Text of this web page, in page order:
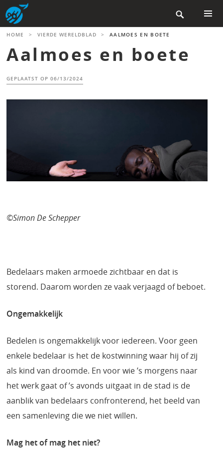
Skip
to
content

HOME > VIERDE WERELDBLAD > AALMOES EN BOETE
Aalmoes en boete
GEPLAATST OP06/13/2024
©Simon De Schepper
Bedelaars maken armoede zichtbaar en dat is
storend. Daarom worden ze vaak verjaagd of beboet.
Ongemakkelijk
Bedelen is ongemakkelijk voor iedereen. Voor geen
enkele bedelaar is het de kostwinning waar hij of zij
als kind van droomde. En voor wie ’s morgens naar
het werk gaat of ’s avonds uitgaat in de stad is de
aanblik van bedelaars confronterend, het beeld van
een samenleving die we niet willen.
Mag het of mag het niet?